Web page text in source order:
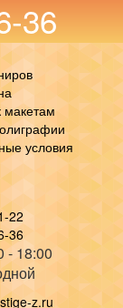
36
макетам
условия
22
36
- 18:00
z.ru